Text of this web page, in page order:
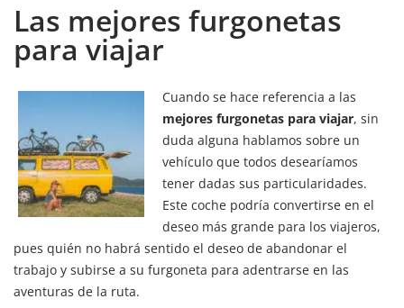
Las mejores furgonetas
para viajar
Cuando se hace referencia a las
mejores furgonetas para viajar, sin
duda alguna hablamos sobre un
vehículo que todos desearíamos
tener dadas sus particularidades.
Este coche podría convertirse en el
deseo más grande para los viajeros,
pues quién no habrá sentido el deseo de abandonar el
trabajo y subirse a su furgoneta para adentrarse en las
aventuras de la ruta.